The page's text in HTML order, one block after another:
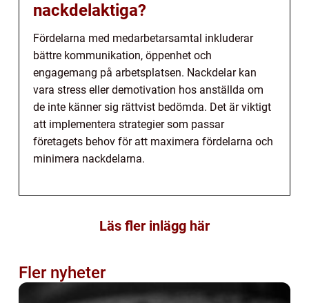
nackdelaktiga?
Fördelarna med medarbetarsamtal inkluderar
bättre kommunikation, öppenhet och
engagemang på arbetsplatsen. Nackdelar kan
vara stress eller demotivation hos anställda om
de inte känner sig rättvist bedömda. Det är viktigt
att implementera strategier som passar
företagets behov för att maximera fördelarna och
minimera nackdelarna.
Läs fler inlägg här
Fler nyheter